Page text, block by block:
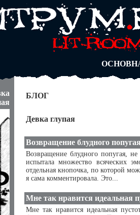
АВТОРЫ
БЛОГИ
АБИТУРА
БЛОГ
Девка глупая
Возвращение блудного
Возвращение блудного попугая,
испытала множество всяческих
отдельная кнопочка, по которой
я сама комментировала. Это...
Мне так нравится идеальная
Мне так нравится идеальная